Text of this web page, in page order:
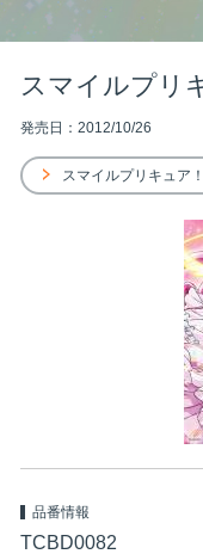
スマイルプリ
発売日：2012/10/26
スマイルプリキュア！
品番情報
TCBD0082